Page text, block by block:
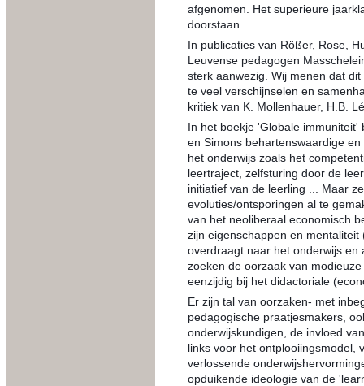
afgenomen. Het superieure
doorstaan.
In publicaties van Rößer, Rose,
Leuvense pedagogen
sterk aanwezig. Wij menen dat
te veel verschijnselen en
kritiek van K. Mollenhauer, H.B.
In het boekje 'Globale
en Simons behartenswaardige
het onderwijs zoals het
leertraject, zelfsturing door de
initiatief van de leerling ... Maar
evoluties/ontsporingen al te
van het neoliberaal economisch
zijn eigenschappen en
overdraagt naar het onderwijs
zoeken de oorzaak van
eenzijdig bij het didactoriale
Er zijn tal van oorzaken- met
pedagogische praatjesmakers,
onderwijskundigen, de invloed
links voor het ontplooiingsmodel,
verlossende
opduikende ideologie van de